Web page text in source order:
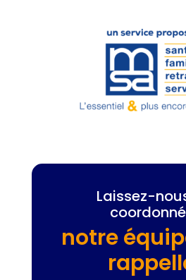
Laissez-
notre